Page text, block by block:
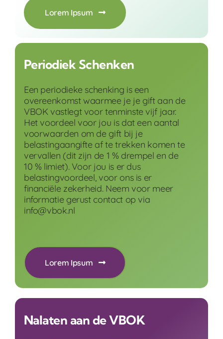
Lorem Ipsum
Periodiek Schenken
Een periodieke schenking is een
overeenkomst waarmee je je gift aan de
VBOK vastlegt voor tenminste vijf jaar.
Het voordeel voor jou is dat een aantal
voorwaarden om de gift bij je
belastingaangifte af te trekken komen te
vervallen (dit zijn de 1 % drempel en de
10 % limiet). Voor jou is er dus
belastingvoordeel, voor ons is er
financiële zekerheid. Neem voor meer
informatie gerust contact op via
info@vbok.nl
Lorem Ipsum
Nalaten aan de VBOK